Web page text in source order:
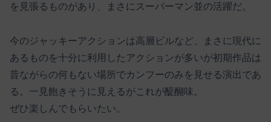
を見張るものがあり、まさにスーパーマン並の活躍だ。
今のジャッキーアクションは高層ビルなど、まさに現代に
あるものを十分に利用したアクションが多いが初期作品は
昔ながらの何もない場所でカンフーのみを見せる演出であ
る。一見飽きそうに見えるがこれが醍醐味。
ぜひ楽しんでもらいたい。